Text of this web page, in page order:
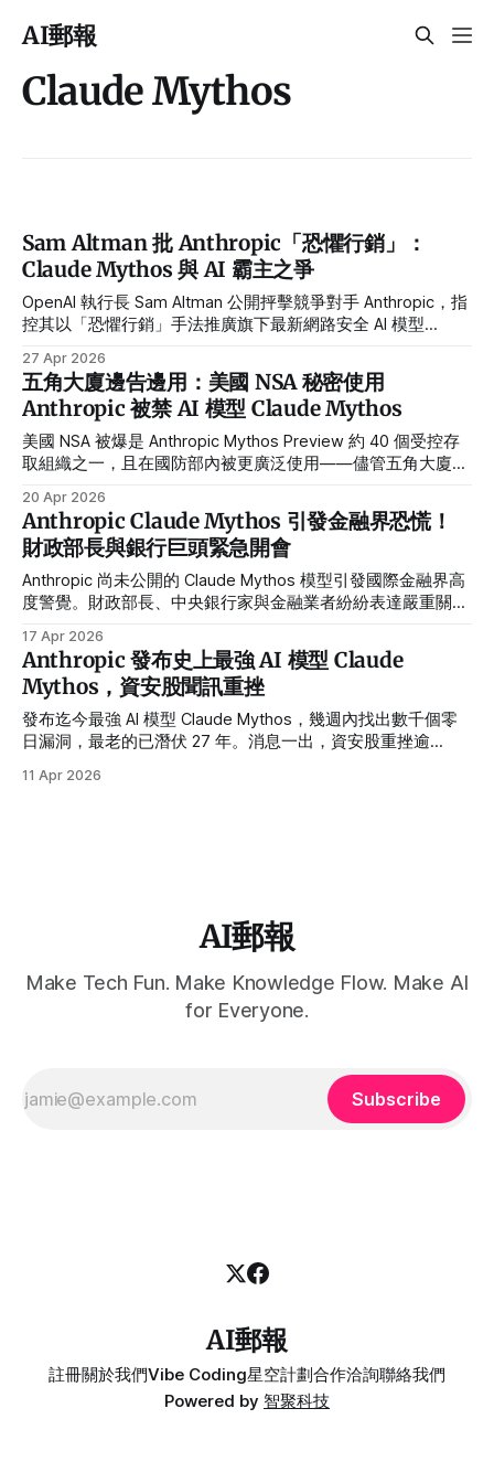
AI郵報
Claude Mythos
Sam Altman 批 Anthropic「恐懼行銷」：
Claude Mythos 與 AI 霸主之爭
OpenAI 執行長 Sam Altman 公開抨擊競爭對手 Anthropic，指
控其以「恐懼行銷」手法推廣旗下最新網路安全 AI 模型
1 億美元賣你防空洞」。這場言語交鋒，揭開了兩大 AI 巨頭在
企業市場、上市前夕的激烈角力。
27 Apr 2026
五角大廈邊告邊用：美國 NSA 秘密使用
Anthropic 被禁 AI 模型 Claude Mythos
美國 NSA 被爆是 Anthropic Mythos Preview 約 40 個受控存
取組織之一，且在國防部內被更廣泛使用——儘管五角大廈仍
月 17 日親赴白宮破冰，顯示政府內部立場已出現裂痕。
20 Apr 2026
Anthropic Claude Mythos 引發金融界恐慌！
財政部長與銀行巨頭緊急開會
Anthropic 尚未公開的 Claude Mythos 模型引發國際金融界高
度警覺。財政部長、中央銀行家與金融業者紛紛表達嚴重關
AI 能力快速進步的同時，也帶來無法忽視的風險。
17 Apr 2026
Anthropic 發布史上最強 AI 模型 Claude
Mythos，資安股聞訊重挫
發布迄今最強 AI 模型 Claude Mythos，幾週內找出數千個零
日漏洞，最老的已潛伏 27 年。消息一出，資安股重挫逾
脅。這不只是一場發布秀，而是整個網路安全秩序的重組警
11 Apr 2026
AI郵報
Make Tech Fun. Make Knowledge Flow. Make AI
for Everyone.
Subscribe
AI郵報
註冊關於我們Vibe Coding星空計劃合作洽詢聯絡我們
Powered by 智聚科技